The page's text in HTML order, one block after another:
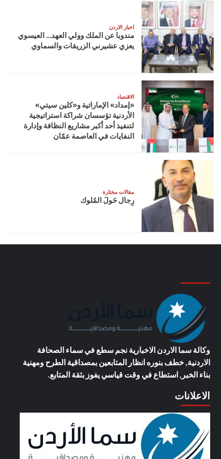
اخبار الاردن
مندوبا عن الملك وولي العهد… العيسوي
يعزي عشيرني الزريقات والسماوي
الاقتصاد
«إمداد» الإماراتية و«كلين سيتي»
الأردنية تؤسسان شراكة استراتيجية
لتنفيذ أحد أكبر مشاريع النظافة وإدارة
النفايات في العاصمة عمّان
مقالات مختارة
رِجال حَولَ المُلوك
وكالة سما الاردن الاخباريةنجم سطع في سماء الصحافة
الاردنية, خطف بنوره انظار المتابعين بمصداقية الطرح ومهنية
بناء الخبر, استطاع في وقت قياسي يفوز بثقة المتابع.
الاعلانات